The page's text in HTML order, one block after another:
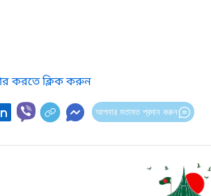
করতে ক্লিক করুন
আপনার মতামত প্রদান করুন